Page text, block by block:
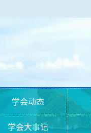
学会动态
学会大事记